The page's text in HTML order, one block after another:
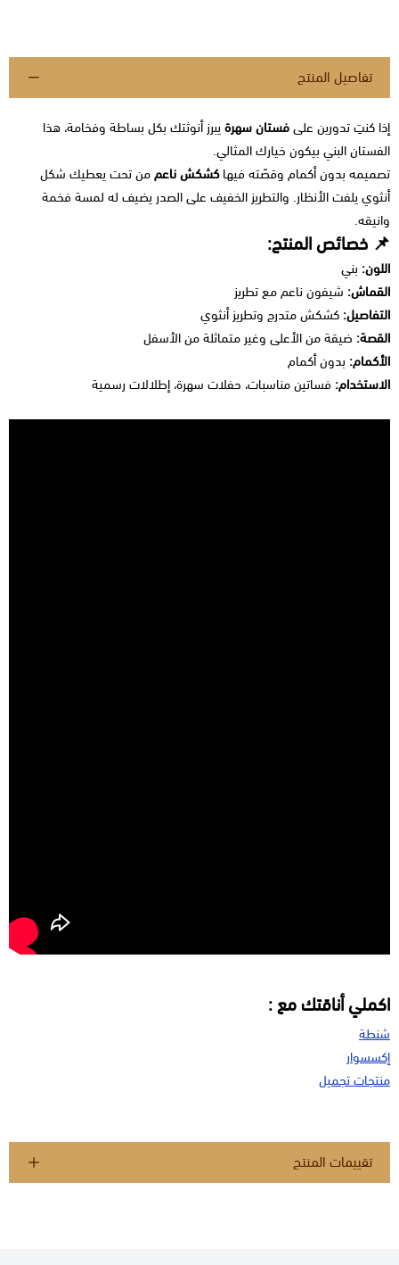
تفاصيل المنتج
إذا كنتِ تدورين علىفستان سهرة يبرز أنوثتك بكل بساطة وفخامة، هذا
الفستان البني بيكون خيارك المثالي.
تصميمه بدون أكمام وقصّته فيهاكشكش ناعممن تحت يعطيك شكل
أنثوي يلفت الأنظار. والتطريز الخفيف على الصدر يضيف له لمسة فخمة
وانيقه.
📌 خصائص المنتج:
اللون: بني
القماش: شيفون ناعم مع تطريز
التفاصيل: كشكش متدرج وتطريز أنثوي
القصة: ضيقة من الأعلى وغير متماثلة من الأسفل
الأكمام: بدون أكمام
الاستخدام: فساتين مناسبات، حفلات سهرة، إطلالات رسمية
اكملي أناقتك مع :
شنطة
إكسسوار
منتجات تجميل
تقييمات المنتج